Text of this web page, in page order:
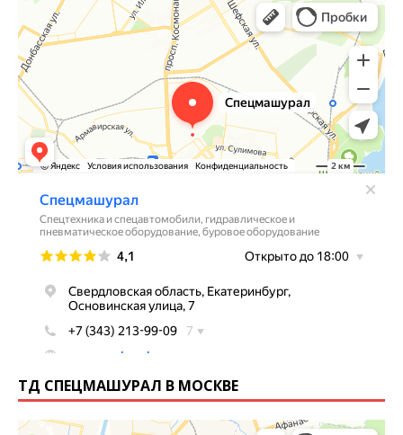
ТД СПЕЦМАШУРАЛ В МОСКВЕ